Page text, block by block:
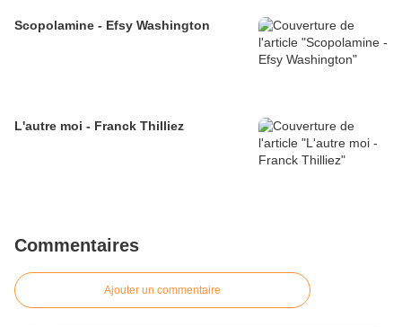
Scopolamine - Efsy Washington
L'autre moi - Franck Thilliez
Commentaires
Ajouter un commentaire